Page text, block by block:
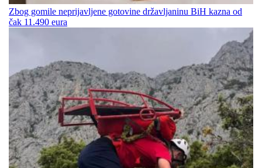
Zbog gomile neprijavljene gotovine državljaninu BiH kazna od
čak 11.490 eura